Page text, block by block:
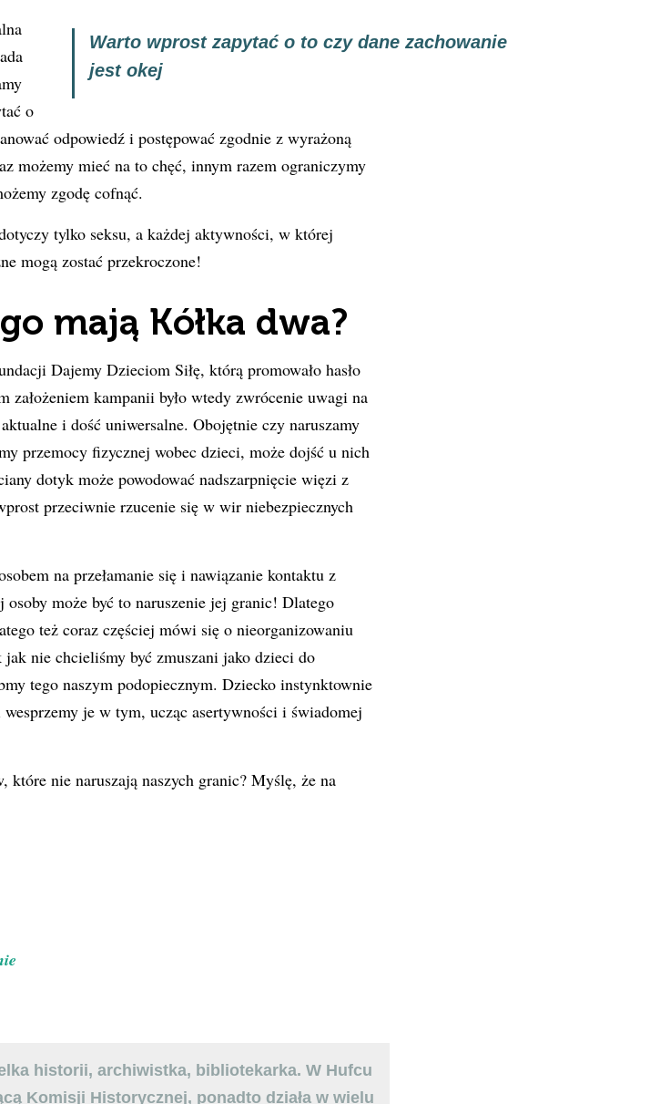
Warto wprost zapytać o to czy dane zachowanie
jest okej
o
odpowiedź i postępować zgodnie z wyrażoną
możemy mieć na to chęć, innym razem ograniczymy
zgodę cofnąć.
tylko seksu, a każdej aktywności, w której
mogą zostać przekroczone!
mają Kółka dwa?
Dajemy Dzieciom Siłę, którą promowało hasło
założeniem kampanii było wtedy zwrócenie uwagi na
i dość uniwersalne. Obojętnie czy naruszamy
przemocy fizycznej wobec dzieci, może dojść u nich
dotyk może powodować nadszarpnięcie więzi z
przeciwnie rzucenie się w wir niebezpiecznych
na przełamanie się i nawiązanie kontaktu z
może być to naruszenie jej granic! Dlatego
też coraz częściej mówi się o nieorganizowaniu
nie chcieliśmy być zmuszani jako dzieci do
tego naszym podopiecznym. Dziecko instynktownie
je w tym, ucząc asertywności i świadomej
nie naruszają naszych granic? Myślę, że na
historii, archiwistka, bibliotekarka. W Hufcu
Komisji Historycznej, ponadto działa w wielu